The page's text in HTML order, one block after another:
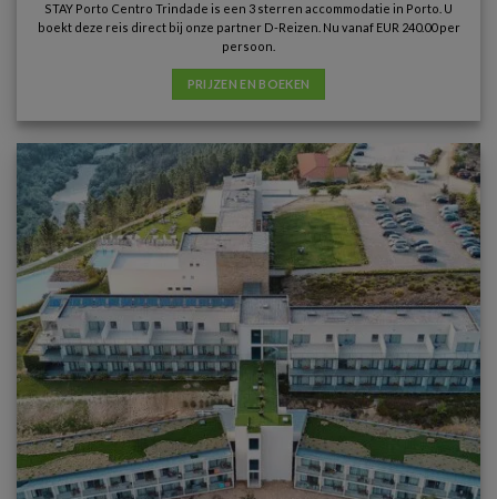
STAY Porto Centro Trindade is een 3 sterren accommodatie in Porto. U
boekt deze reis direct bij onze partner D-Reizen. Nu vanaf EUR 240.00 per
persoon.
PRIJZEN EN BOEKEN